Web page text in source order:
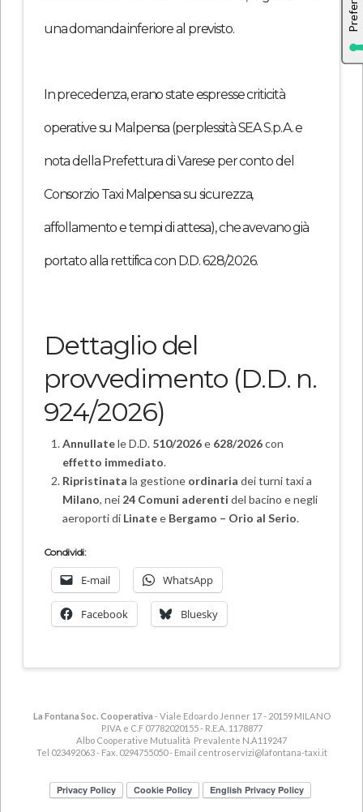
una domanda inferiore al previsto.
In precedenza, erano state espresse criticità
operative su Malpensa (perplessità SEA S.p.A. e
nota della Prefettura di Varese per conto del
Consorzio Taxi Malpensa su sicurezza,
affollamento e tempi di attesa), che avevano già
portato alla rettifica con D.D. 628/2026.
Dettaglio del
provvedimento (D.D. n.
924/2026)
Annullatele D.D. 510/2026e 628/2026con
effetto immediato.
Ripristinata la gestione ordinaria dei turni taxi a
Milano, nei 24 Comuni aderenti del bacino e negli
aeroporti di Linatee Bergamo – Orio al Serio.
Condividi:
E-mail WhatsApp
Facebook Bluesky
La Fontana Soc. Cooperativa - Viale Edoardo Jenner 17 - 20159 MILANO
P.IVA e C.F 07782020155 - R.E.A. 1178877
Albo Cooperative Mutualità Prevalente N.A119247
Tel 023492063 - Fax. 0294755050 - Email centroservizi@lafontana-taxi.it